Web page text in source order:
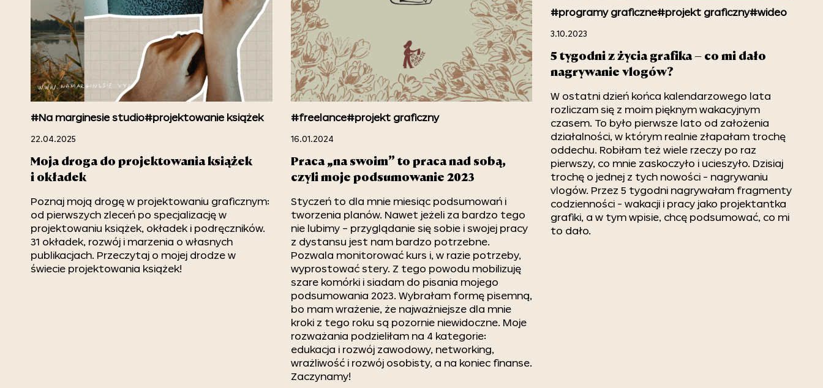
#Na marginesie studio#projektowanie książek
22.04.2025
Moja droga do projektowania książek
i okładek
Poznaj moją drogę w projektowaniu graficznym:
od pierwszych zleceń po specjalizację w
projektowaniu książek, okładek i podręczników.
31 okładek, rozwój i marzenia o własnych
publikacjach. Przeczytaj o mojej drodze w
świecie projektowania książek!
#freelance#projekt graficzny
16.01.2024
Praca „na swoim” to praca nad sobą,
czyli moje podsumowanie 2023
Styczeń to dla mnie miesiąc podsumowań i
tworzenia planów. Nawet jeżeli za bardzo tego
nie lubimy – przyglądanie się sobie i swojej pracy
z dystansu jest nam bardzo potrzebne.
Pozwala monitorować kurs i, w razie potrzeby,
wyprostować stery. Z tego powodu mobilizuję
szare komórki i siadam do pisania mojego
podsumowania 2023. Wybrałam formę pisemną,
bo mam wrażenie, że najważniejsze dla mnie
kroki z tego roku są pozornie niewidoczne. Moje
rozważania podzieliłam na 4 kategorie:
edukacja i rozwój zawodowy, networking,
wrażliwość i rozwój osobisty, a na koniec finanse.
Zaczynamy!
#programy graficzne#projekt graficzny#wideo
3.10.2023
5 tygodni z życia grafika – co mi dało
nagrywanie vlogów?
W ostatni dzień końca kalendarzowego lata
rozliczam się z moim pięknym wakacyjnym
czasem. To było pierwsze lato od założenia
działalności, w którym realnie złapałam trochę
oddechu. Robiłam też wiele rzeczy po raz
pierwszy, co mnie zaskoczyło i ucieszyło. Dzisiaj
trochę o jednej z tych nowości - nagrywaniu
vlogów. Przez 5 tygodni nagrywałam fragmenty
codzienności - wakacji i pracy jako projektantka
grafiki, a w tym wpisie, chcę podsumować, co mi
to dało.